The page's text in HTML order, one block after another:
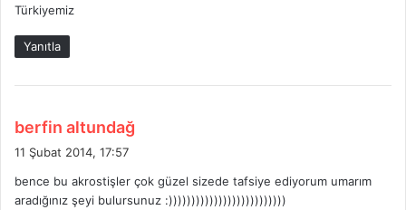
Türkiyemiz
Yanıtla
berfin altundağ
i
k
11 Şubat 2014, 17:57
bence bu akrostişler çok güzel sizede tafsiye ediyorum umarım
aradığınız şeyi bulursunuz :))))))))))))))))))))))))))